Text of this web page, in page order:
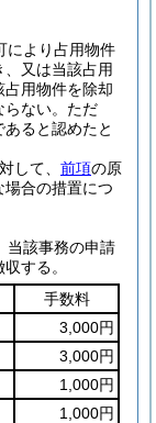
により占用物件
又は当該占用
用物件を除却
ない。 ただ
ると認めたと
して、 前項の原
合の措置につ
当該事務の申請
する。
手数料
3,000円
3,000円
1,000円
1,000円